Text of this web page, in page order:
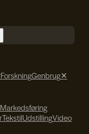
ForskningGenbrug✕
Markedsføring
TekstilUdstillingVideo